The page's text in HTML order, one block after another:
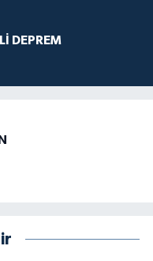
DEPREM